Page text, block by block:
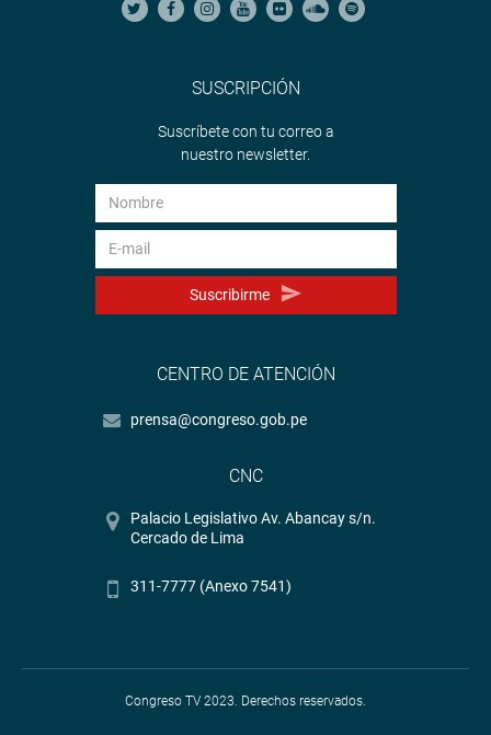
SUSCRIPCIÓN
Suscríbete con tu correo a
nuestro newsletter.
Suscribirme
CENTRO DE ATENCIÓN
prensa@congreso.gob.pe
CNC
Palacio Legislativo Av. Abancay s/n.
Cercado de Lima
311-7777 (Anexo 7541)
Congreso TV 2023. Derechos reservados.